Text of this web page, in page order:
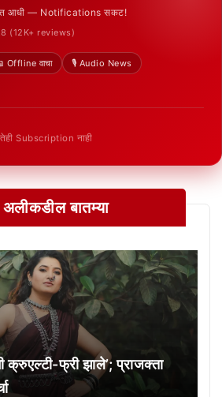
आधी — Notifications सकट!
(12K+ reviews)
Offline वाचा
🎙️ Audio News
Subscription नाही
बातम्या
फ्री झाले’; प्राजक्ता